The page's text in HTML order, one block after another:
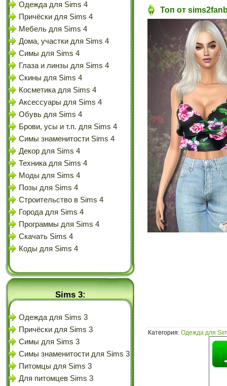
Одежда для Sims 4
Причёски для Sims 4
Мебель для Sims 4
Дома, участки для Sims 4
Симы для Sims 4
Глаза и линзы для Sims 4
Скины для Sims 4
Косметика для Sims 4
Аксессуары для Sims 4
Обувь для Sims 4
Брови, усы и т.п. для Sims 4
Симы знаменитости Sims 4
Декор для Sims 4
Техника для Sims 4
Моды для Sims 4
Позы для Sims 4
Строительство в Sims 4
Города для Sims 4
Программы для Sims 4
Скачать Sims 4
Коды для Sims 4
Sims 3:
Одежда для Sims 3
Причёски для Sims 3
Симы для Sims 3
Симы знаменитости для Sims 3
Питомцы для Sims 3
Для питомцев Sims 3
Топ от
Категория: Одежда для